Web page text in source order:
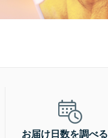
お届け日数を調べる